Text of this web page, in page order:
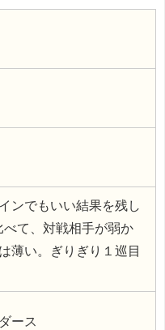
ンでもいい結果を残し
て、対戦相手が弱か
薄い。ぎりぎり１巡目
ース